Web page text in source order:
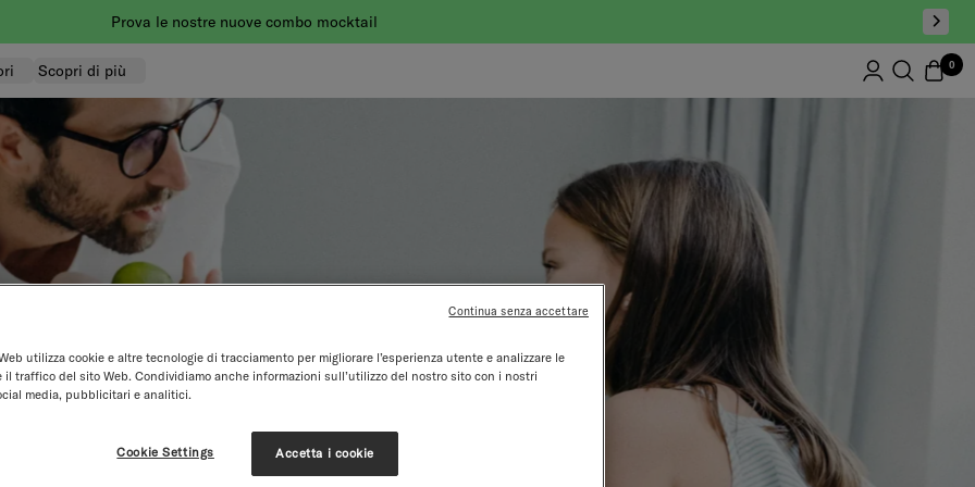
Prova le nostre nuove combo mocktail
Scopri di più 0
utilizza cookie e altre tecnologie di tracciamento per migliorare l’esperienza utente e analizzare le
il traffico del sito Web. Condividiamo anche informazioni sull’utilizzo del nostro sito con i nostri
media, pubblicitari e analitici.
Accetta i cookie
Cookie Settings
Continua senza accettare